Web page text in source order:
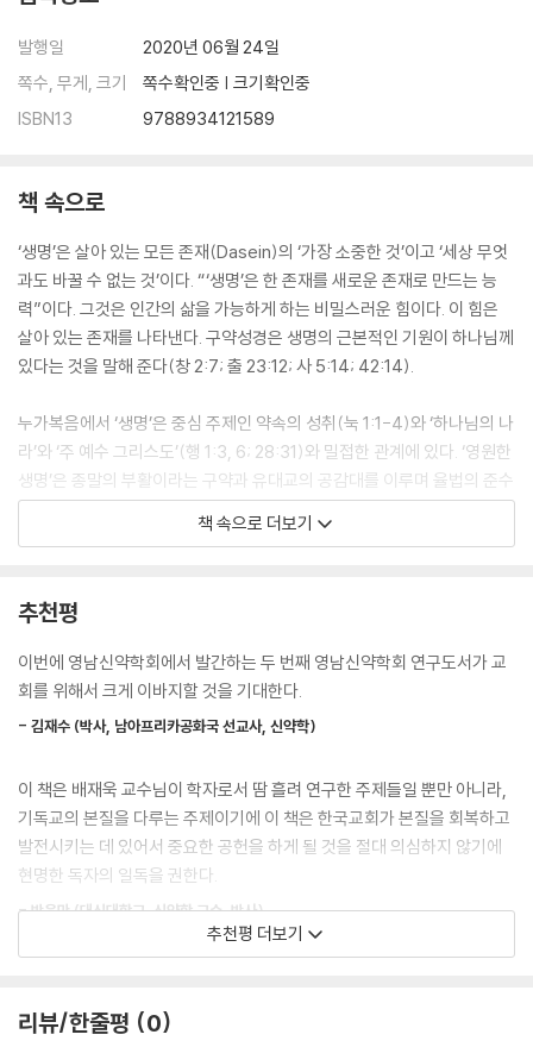
발행일
2020년 06월 24일
쪽수, 무게, 크기
쪽수확인중 | 크기확인중
ISBN13
9788934121589
책 속으로
‘생명’은 살아 있는 모든 존재(Dasein)의 ‘가장 소중한 것’이고 ‘세상 무엇
과도 바꿀 수 없는 것’이다. “‘생명’은 한 존재를 새로운 존재로 만드는 능
력”이다. 그것은 인간의 삶을 가능하게 하는 비밀스러운 힘이다. 이 힘은
살아 있는 존재를 나타낸다. 구약성경은 생명의 근본적인 기원이 하나님께
있다는 것을 말해 준다(창 2:7; 출 23:12; 사 5:14; 42:14).
누가복음에서 ‘생명’은 중심 주제인 약속의 성취(눅 1:1-4)와 ‘하나님의 나
라’와 ‘주 예수 그리스도’(행 1:3, 6; 28:31)와 밀접한 관계에 있다. ‘영원한
생명’은 종말의 부활이라는 구약과 유대교의 공감대를 이루며 율법의 준수
와 밀접하게 연결된다.
하고 동참해갈 수 있다. 믿는 자는 이미 생명을 선물로 받았다. 원래는 하나
님의 것이었던 이 생명이 값없이 주어지므로 그리스도인은 생명 안에서 사
는 존재가 된 것이다. 예수가 십자가 위에서 흘린 보혈의 능력으로 인하여
는 인고(忍苦)의 삶이나 그 어떤 것도 생명의 위대함을 파괴할 수 없다.
책 속으로 더보기
추천평
이번에 영남신약학회에서 발간하는 두 번째 영남신약학회 연구도서가 교
회를 위해서 크게 이바지할 것을 기대한다.
- 김재수 (박사, 남아프리카공화국 선교사, 신약학)
이 책은 배재욱 교수님이 학자로서 땀 흘려 연구한 주제들일 뿐만 아니라,
기독교의 본질을 다루는 주제이기에 이 책은 한국교회가 본질을 회복하고
발전시키는 데 있어서 중요한 공헌을 하게 될 것을 절대 의심하지 않기에
현명한 독자의 일독을 권한다.
- 박윤만 (대신대학교, 신약학 교수, 박사)
것이다.
추천평 더보기
리뷰/한줄평 0